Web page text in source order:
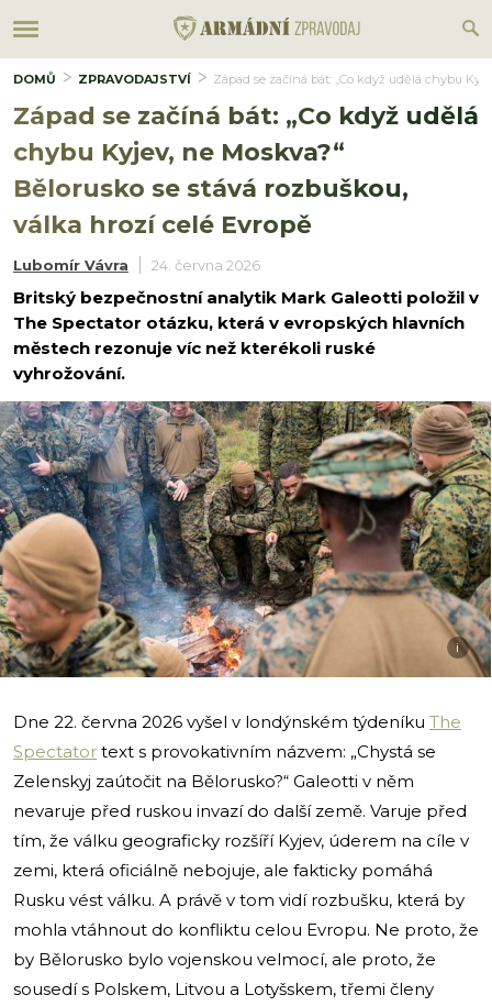
DOMŮ ZPRAVODAJSTVÍ Západ se začíná bát: „Co když udělá chybu
Západ se začíná bát: „Co když udělá
chybu Kyjev, ne Moskva?“
Bělorusko se stává rozbuškou,
válka hrozí celé Evropě
Lubomír Vávra 24. června 2026
Britský bezpečnostní analytik Mark Galeotti položil v
The Spectator otázku, která v evropských hlavních
městech rezonuje víc než kterékoli ruské
vyhrožování.
i
Dne 22. června 2026 vyšel v londýnském týdeníku The
Spectator text s provokativním názvem: „Chystá se
Zelenskyj zaútočit na Bělorusko?“ Galeotti v něm
nevaruje před ruskou invazí do další země. Varuje před
tím, že válku geograficky rozšíří Kyjev, úderem na cíle v
zemi, která oficiálně nebojuje, ale fakticky pomáhá
Rusku vést válku. A právě v tom vidí rozbušku, která by
mohla vtáhnout do konfliktu celou Evropu. Ne proto, že
by Bělorusko bylo vojenskou velmocí, ale proto, že
sousedí s Polskem, Litvou a Lotyšskem, třemi členy